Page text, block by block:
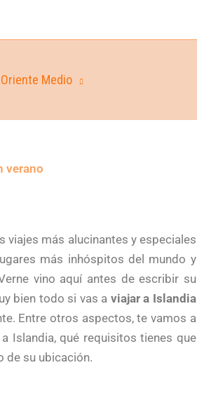
Oriente Medio
verano
viajes más alucinantes y especiales
más inhóspitos del mundo y
vino aquí antes de escribir su
bien todo si vas a viajar a Islandia
Entre otros aspectos, te vamos a
Islandia, qué requisitos tienes que
de su ubicación.